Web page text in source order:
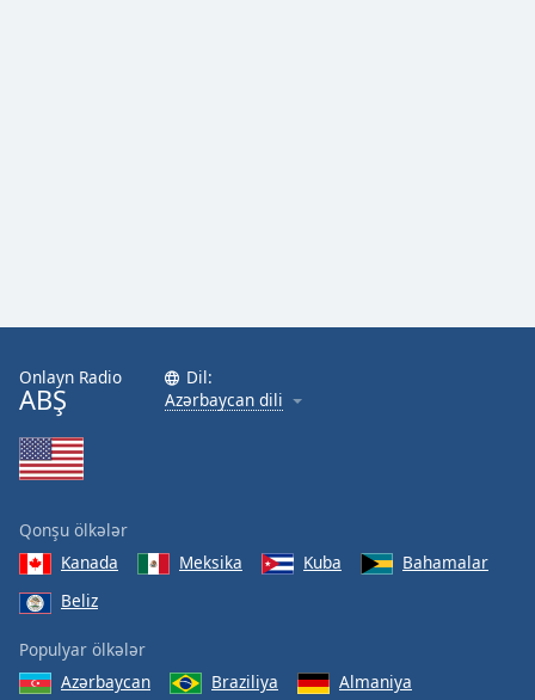
Onlayn Radio
ABŞ
Dil:
Azərbaycan dili
Qonşu ölkələr
Kanada
Meksika Kuba
Bahamalar
Beliz
Populyar ölkələr
Azərbaycan
Braziliya
Almaniya